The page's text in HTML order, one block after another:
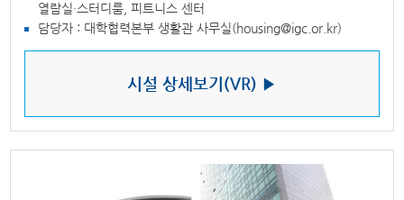
열람실·스터디룸, 피트니스 센터
담당자 : 대학협력본부 생활관 사무실(housing@igc.or.kr)
시설 상세보기(VR) ▶